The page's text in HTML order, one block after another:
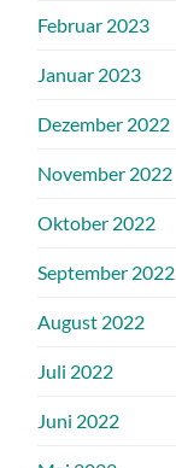
Februar 2023
Januar 2023
Dezember 2022
November 2022
Oktober 2022
September 2022
August 2022
Juli 2022
Juni 2022